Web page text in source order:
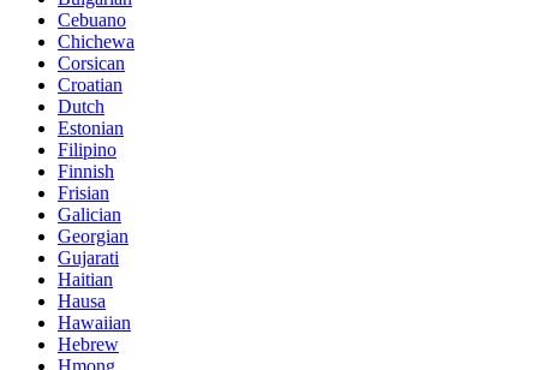
Cebuano
Chichewa
Corsican
Croatian
Dutch
Estonian
Filipino
Finnish
Frisian
Galician
Georgian
Gujarati
Haitian
Hausa
Hawaiian
Hebrew